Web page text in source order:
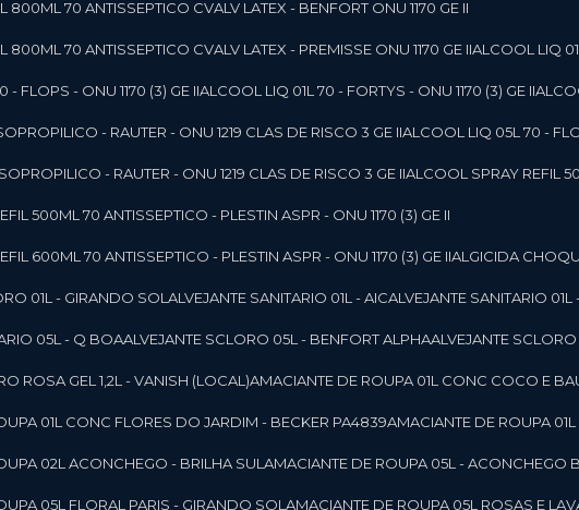
800ML 70 ANTISSEPTICO CVALV LATEX - BENFORT ONU 1170 GE II
800ML 70 ANTISSEPTICO CVALV LATEX - PREMISSE ONU 1170 GE II ALCOOL LIQ
- FLOPS - ONU 1170 (3) GE II ALCOOL LIQ 01L 70 - FORTYS - ONU 1170 (3) GE II
- RAUTER - ONU 1219 CLAS DE RISCO 3 GE II ALCOOL LIQ 05L 70 -
- RAUTER - ONU 1219 CLAS DE RISCO 3 GE II ALCOOL SPRAY REFIL
500ML 70 ANTISSEPTICO - PLESTIN ASPR - ONU 1170 (3) GE II
600ML 70 ANTISSEPTICO - PLESTIN ASPR - ONU 1170 (3) GE II ALGICIDA
01L - GIRANDO SOL ALVEJANTE SANITARIO 01L - AIC ALVEJANTE SANITARIO
05L - Q BOA ALVEJANTE SCLORO 05L - BENFORT ALPHA ALVEJANTE
ROSA GEL 1,2L - VANISH (LOCAL) AMACIANTE DE ROUPA 01L CONC COCO E
01L CONC FLORES DO JARDIM - BECKER PA4839 AMACIANTE DE ROUPA
02L ACONCHEGO - BRILHA SUL AMACIANTE DE ROUPA 05L - ACONCHEGO
05L FLORAL PARIS - GIRANDO SOL AMACIANTE DE ROUPA 05L ROSAS E